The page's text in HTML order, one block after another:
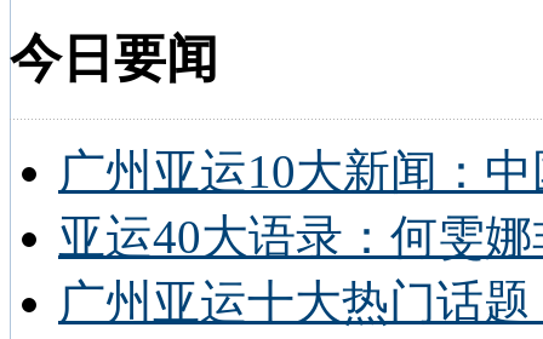
今日要闻
广州亚运10大新闻：
亚运40大语录：何雯
广州亚运十大热门话